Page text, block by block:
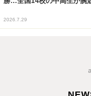
2026.7.29